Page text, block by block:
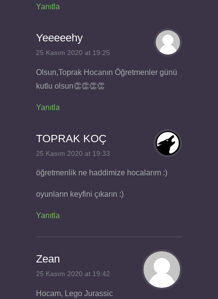
Yanıtla
Yeeeeehy
25 Kasım 2020 at 19:25
Olsun,Toprak Hocanın Öğretmenler günü
kutlu olsun👏👏👏👏
Yanıtla
TOPRAK KOÇ
25 Kasım 2020 at 19:33
öğretmenlik ne haddimize hocalarım :)
oyunların keyfini çıkarın :)
Yanıtla
Zean
25 Kasım 2020 at 19:42
Hocam, Lego Jurassic